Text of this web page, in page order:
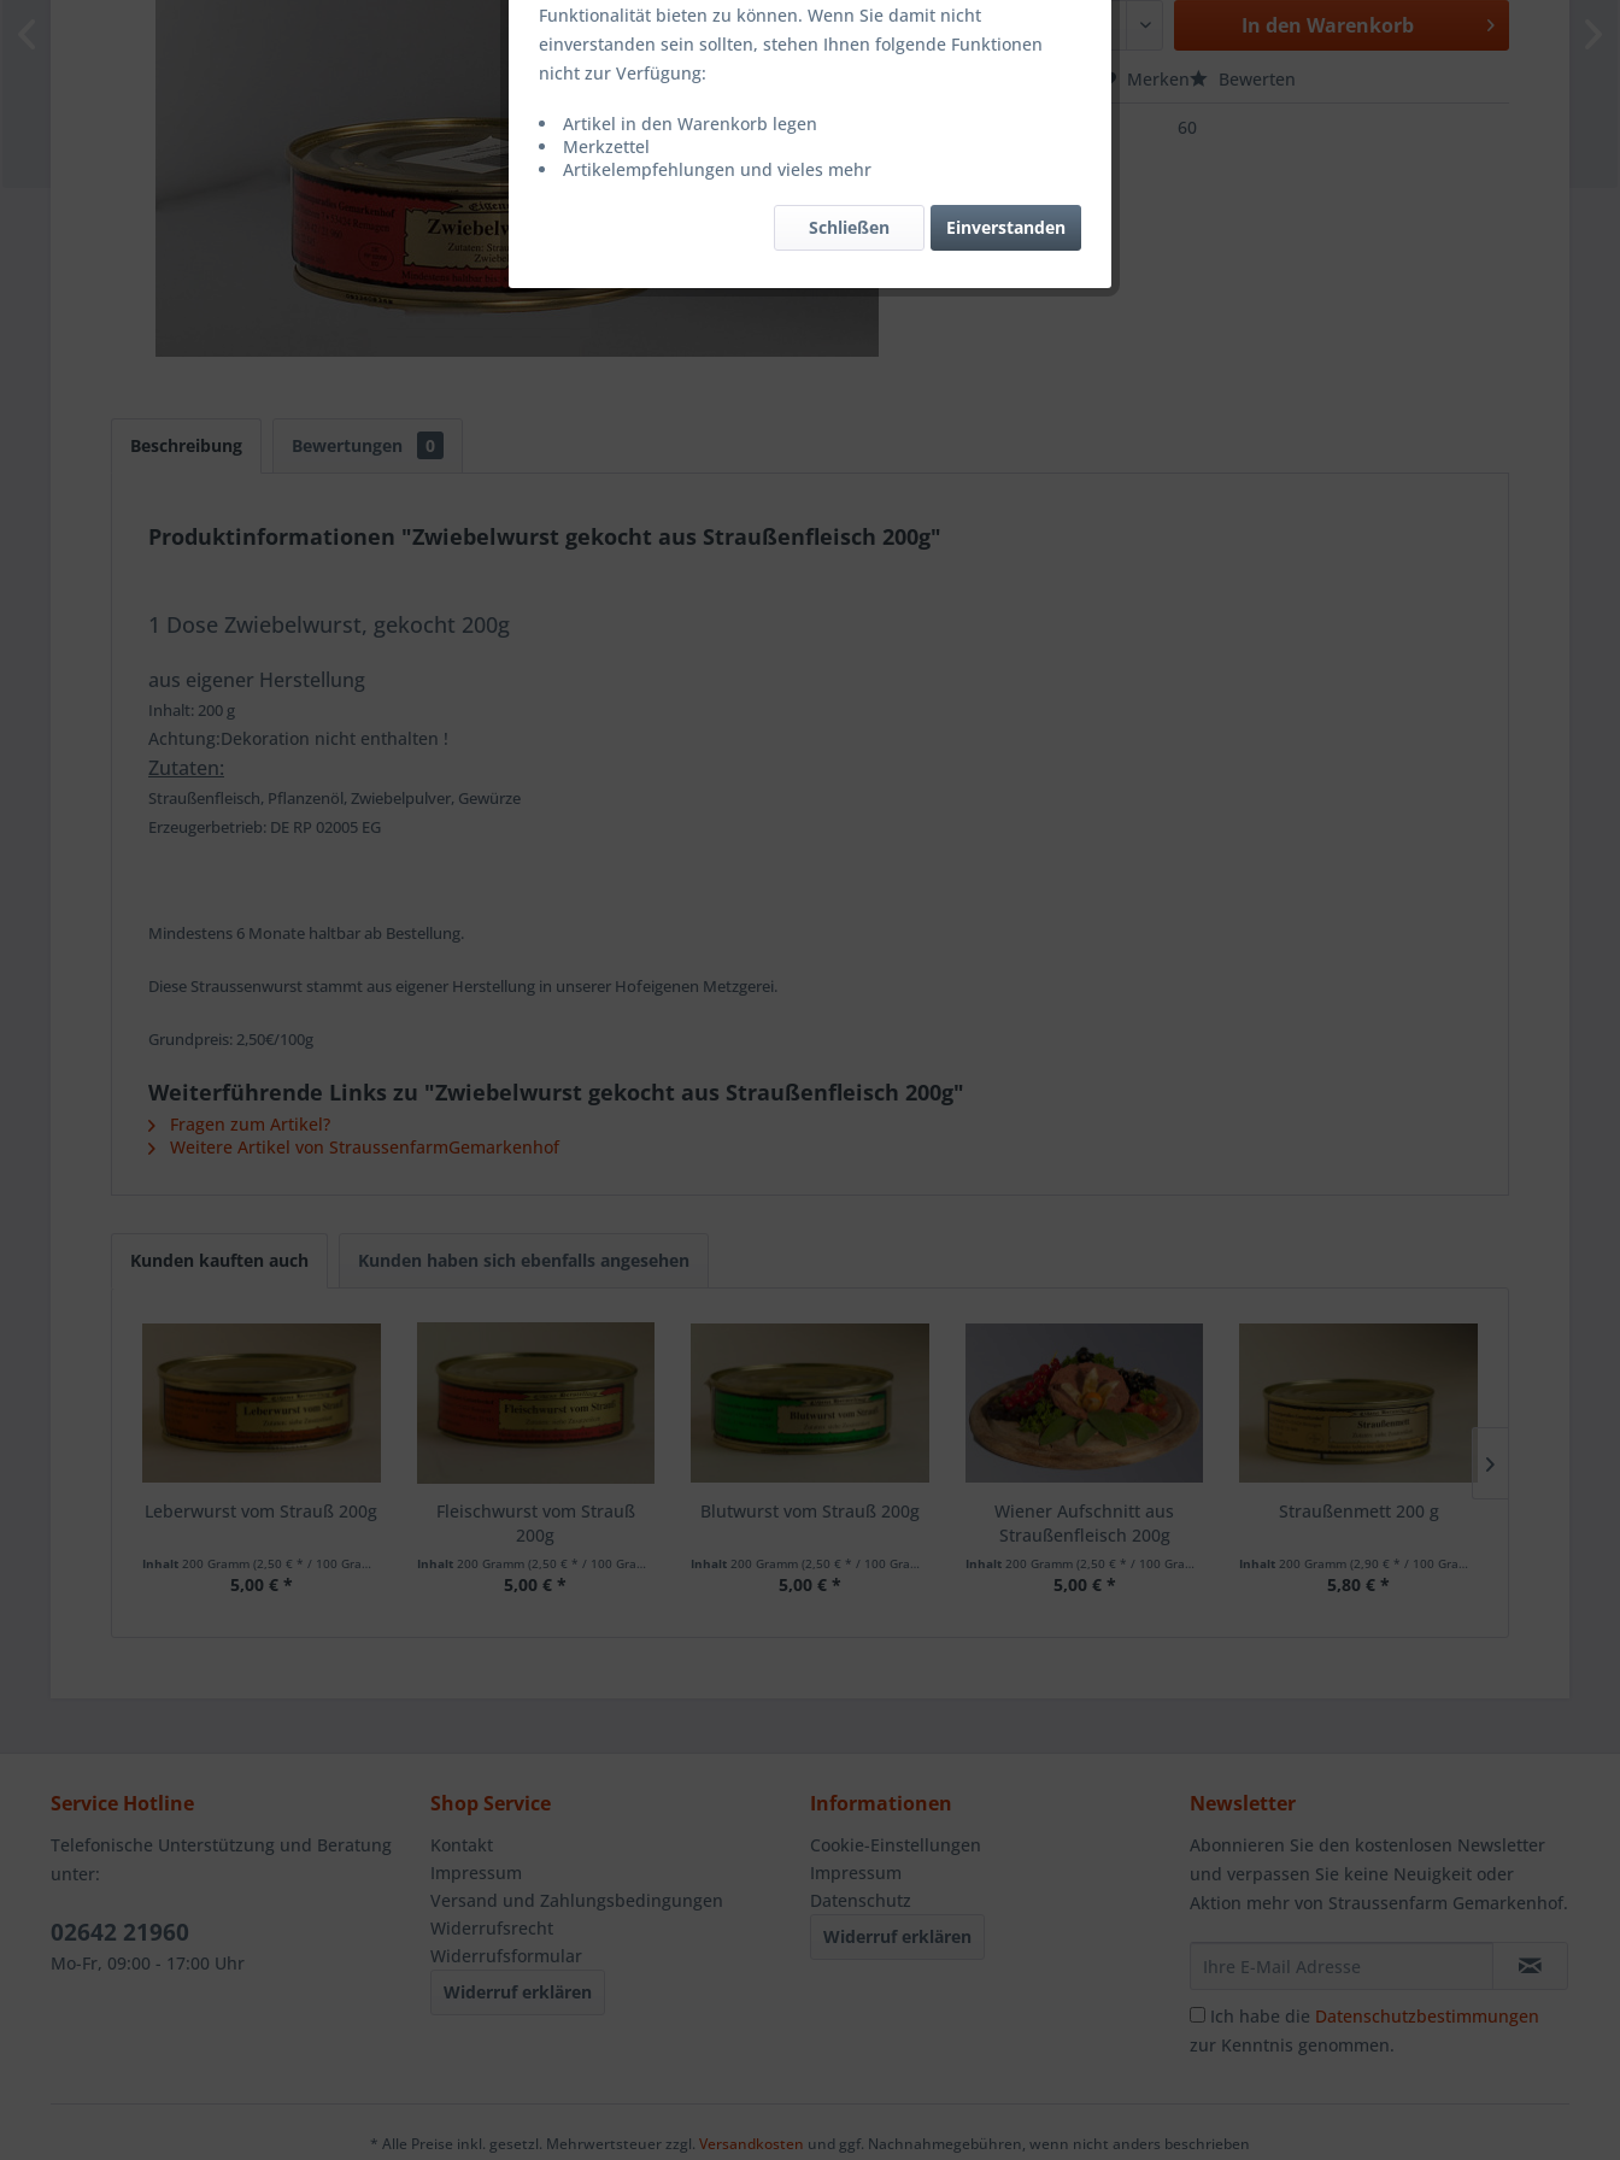
In den Warenkorb
Merken Bewerten
60
Beschreibung Bewertungen 0
Produktinformationen "Zwiebelwurst gekocht aus Straußenfleisch 200g"
1 Dose Zwiebelwurst, gekocht 200g
aus eigener Herstellung
Inhalt: 200 g
Achtung:Dekoration nicht enthalten !
Zutaten:
Straußenfleisch, Pflanzenöl, Zwiebelpulver, Gewürze
Erzeugerbetrieb: DE RP 02005 EG
Mindestens 6 Monate haltbar ab Bestellung.
Diese Straussenwurst stammt aus eigener Herstellung in unserer Hofeigenen Metzgerei.
Grundpreis: 2,50€/100g
Weiterführende Links zu "Zwiebelwurst gekocht aus Straußenfleisch 200g"
Fragen zum Artikel?
Weitere Artikel von StraussenfarmGemarkenhof
Kunden kauften auch Kunden haben sich ebenfalls angesehen
Leberwurst vom Strauß 200g
Inhalt 200 Gramm (2,50 € * / 100 Gramm)
5,00 € *
Fleischwurst vom Strauß
200g
Inhalt 200 Gramm (2,50 € * / 100 Gramm)
5,00 € *
Blutwurst vom Strauß 200g
Inhalt200 Gramm(2,50 € * / 100 Gramm)
5,00 € *
Wiener Aufschnitt aus
Straußenfleisch 200g
Inhalt 200 Gramm (2,50 € * / 100 Gramm)
5,00 € *
Straußenmett 200 g
Inhalt200 Gramm(2,90 € * / 100 Gramm)
5,80 € *
Service Hotline
Telefonische Unterstützung und Beratung
unter:
02642 21960
Mo-Fr, 09:00 - 17:00 Uhr
Shop Service
Kontakt
Impressum
Versand und Zahlungsbedingungen
Widerrufsrecht
Widerrufsformular
Widerruf erklären
Informationen
Cookie-Einstellungen
Impressum
Datenschutz
Widerruf erklären
Newsletter
Abonnieren Sie den kostenlosen Newsletter
und verpassen Sie keine Neuigkeit oder
Aktion mehr von Straussenfarm Gemarkenhof.
Ich habe die Datenschutzbestimmungen
zur Kenntnis genommen.
* Alle Preise inkl. gesetzl. Mehrwertsteuer zzgl. Versandkosten und ggf. Nachnahmegebühren, wenn nicht anders beschrieben
Funktionalität bieten zu können. Wenn Sie damit nicht
einverstanden sein sollten, stehen Ihnen folgende Funktionen
nicht zur Verfügung:
Artikel in den Warenkorb legen
Merkzettel
Artikelempfehlungen und vieles mehr
Einverstanden
Schließen